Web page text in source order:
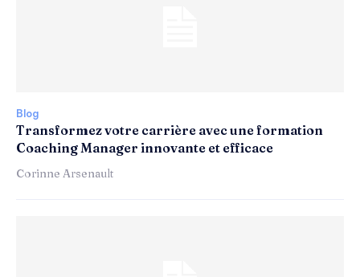
Blog
Transformez votre carrière avec une formation
Coaching Manager innovante et efficace
Corinne Arsenault